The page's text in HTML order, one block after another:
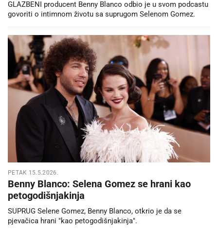
GLAZBENI producent Benny Blanco odbio je u svom podcastu
govoriti o intimnom životu sa suprugom Selenom Gomez.
PETAK 15.5.2026.
Benny Blanco: Selena Gomez se hrani kao
petogodišnjakinja
SUPRUG Selene Gomez, Benny Blanco, otkrio je da se
pjevačica hrani "kao petogodišnjakinja".